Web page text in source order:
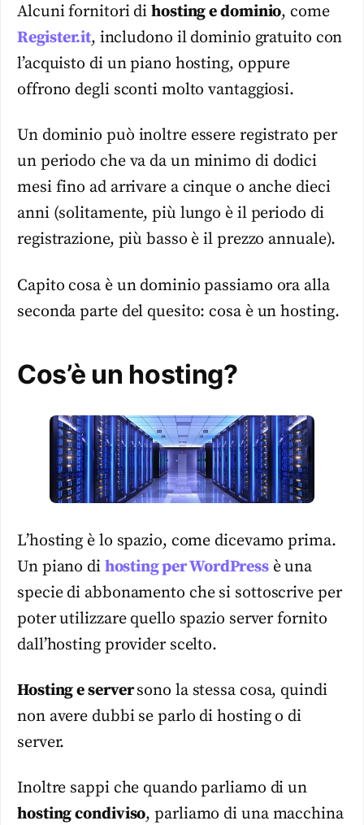
Alcuni fornitori di hosting e dominio, come
Register.it, includono il dominio gratuito con
l’acquisto di un piano hosting, oppure
offrono degli sconti molto vantaggiosi.
Un dominio può inoltre essere registrato per
un periodo che va da un minimo di dodici
mesi fino ad arrivare a cinque o anche dieci
anni (solitamente, più lungo è il periodo di
registrazione, più basso è il prezzo annuale).
Capito cosa è un dominio passiamo ora alla
seconda parte del quesito: cosa è un hosting.
Cos’è un hosting?
L’hosting è lo spazio, come dicevamo prima.
Un piano di hosting per WordPressè una
specie di abbonamento che si sottoscrive per
poter utilizzare quello spazio server fornito
dall’hosting provider scelto.
Hosting e serversono la stessa cosa, quindi
non avere dubbi se parlo di hosting o di
server.
Inoltre sappi che quando parliamo di un
hosting condiviso, parliamo di una macchina